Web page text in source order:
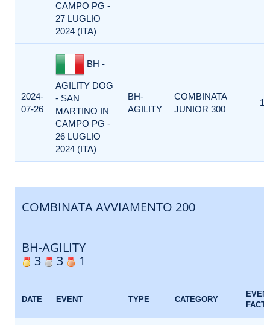
CAMPO PG -
27 LUGLIO
2024 (ITA)
2024-
07-26
BH -
AGILITY DOG
- SAN
MARTINO IN
CAMPO PG -
26 LUGLIO
2024 (ITA)
BH-
AGILITY
COMBINATA
JUNIOR 300
1
COMBINATA AVVIAMENTO 200
BH-AGILITY
3
3 1
DATE EVENT TYPE CATEGORY